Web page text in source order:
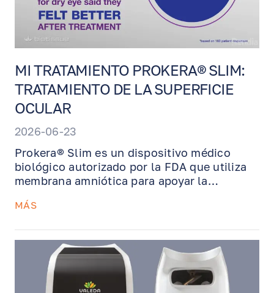
MI TRATAMIENTO PROKERA® SLIM:
TRATAMIENTO DE LA SUPERFICIE
OCULAR
2026-06-23
Prokera® Slim es un dispositivo médico
biológico autorizado por la FDA que utiliza
membrana amniótica para apoyar la
tratamiento puede ayudar a reducir la
restaurar el tejido ocular dañado en
condiciones como queratitis, quemaduras
químicas, cicatrices corneales, defectos
epiteliales y ojo seco severo. Prokera se
MÁS